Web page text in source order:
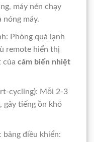
máy nén chạy
nóng máy.
Phòng quá lạnh
remote hiển thị
của cảm biến nhiệt
cycling): Mỗi 2-3
gây tiếng ồn khó
bảng điều khiển: